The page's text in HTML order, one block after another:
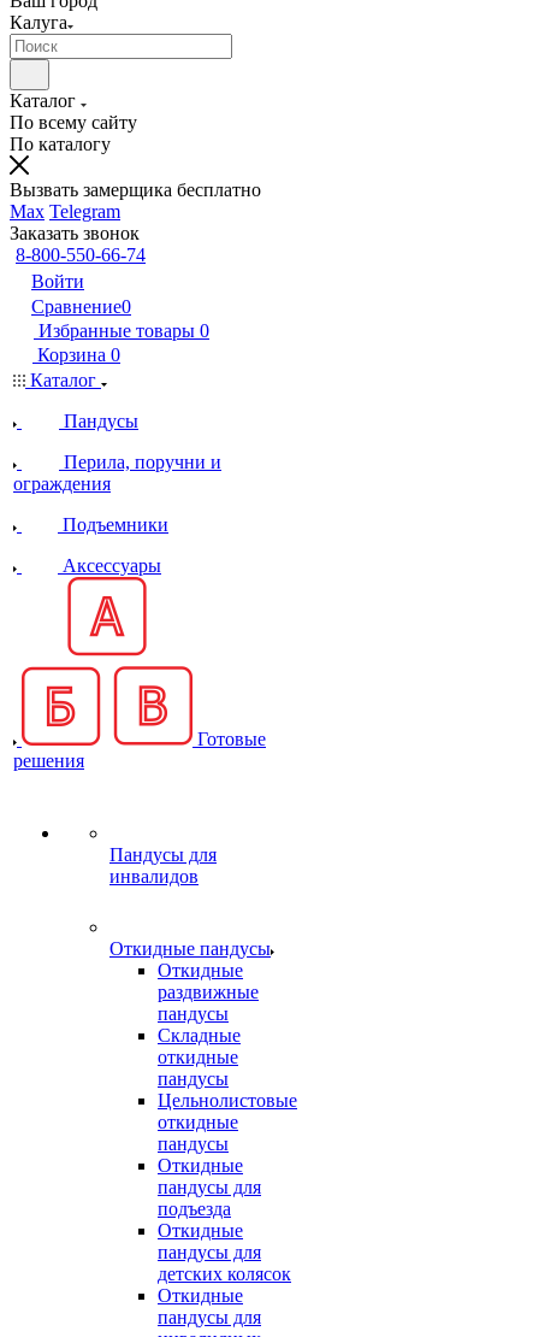
Калуга
Каталог
По всему сайту
По каталогу
Вызвать замерщика бесплатно
Max Telegram
Заказать звонок
8-800-550-66-74
Войти
Сравнение0
Избранные товары 0
Корзина 0
Каталог
Пандусы
Перила, поручни и
ограждения
Подъемники
Аксессуары
Готовые
решения
Пандусы для
инвалидов
Откидные пандусы
Откидные
раздвижные
пандусы
Складные
откидные
пандусы
Цельнолистовые
откидные
пандусы
Откидные
пандусы для
подъезда
Откидные
пандусы для
детских колясок
Откидные
пандусы для